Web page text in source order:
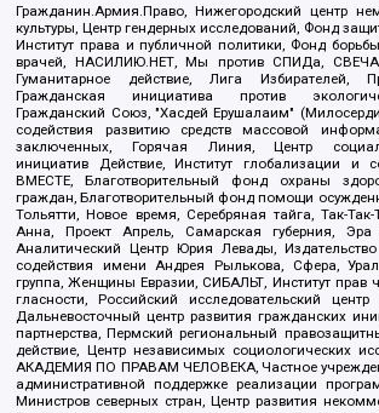
Гражданин.Армия.Право, Нижегородский центр
культуры, Центр гендерных исследований, Фонд
Институт права и публичной политики, Фонд
врачей, НАСИЛИЮ.НЕТ, Мы против СПИДа, СВЕЧА,
Гуманитарное действие, Лига Избирателей,
Гражданская инициатива против
Гражданский Союз, "Хасдей Ерушалаим"
содействия развитию средств массовой
заключенных, Горячая Линия, Центр
инициатив Действие, Институт глобализации и
ВМЕСТЕ, Благотворительный фонд охраны
граждан, Благотворительный фонд помощи
Тольятти, Новое время, Серебряная тайга, Так-
Анна, Проект Апрель, Самарская губерния,
Аналитический Центр Юрия Левады,
содействия имени Андрея Рылькова, Сфера,
группа, Женщины Евразии, СИБАЛЬТ, Институт прав
гласности, Российский исследовательский
Дальневосточный центр развития гражданских
партнерства, Пермский региональный
действие, Центр независимых социологических
АКАДЕМИЯ ПО ПРАВАМ ЧЕЛОВЕКА, Частное
административной поддержке реализации
Министров северных стран, Центр развития